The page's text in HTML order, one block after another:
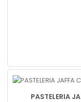
PASTELERIA